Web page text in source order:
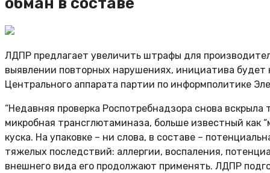
ЛДПР предлагает увеличить штрафы для
выявлении повторных нарушениях, инициатива
Центрального аппарата партии по информполитике
“Недавняя проверка Роспотребнадзора снова
микробная трансглютаминаза, больше известный как
куска. На упаковке – ни слова, в составе –
тяжелых последствий: аллергии, воспаления,
внешнего вида его продолжают применять. ЛДПР